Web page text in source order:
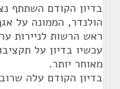
בדיון הקודם השתתף
הולנדר, הממונה על
ראש הרשות לניירות
עכשיו בדיון על
מאוחר יותר.
בדיון הקודם עלה